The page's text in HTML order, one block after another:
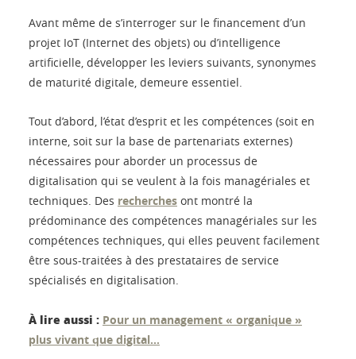
Avant même de s’interroger sur le financement d’un
projet IoT (Internet des objets) ou d’intelligence
artificielle, développer les leviers suivants, synonymes
de maturité digitale, demeure essentiel.
Tout d’abord, l’état d’esprit et les compétences (soit en
interne, soit sur la base de partenariats externes)
nécessaires pour aborder un processus de
digitalisation qui se veulent à la fois managériales et
techniques. Des recherches ont montré la
prédominance des compétences managériales sur les
compétences techniques, qui elles peuvent facilement
être sous-traitées à des prestataires de service
spécialisés en digitalisation.
À lire aussi : Pour un management « organique »
plus vivant que digital…